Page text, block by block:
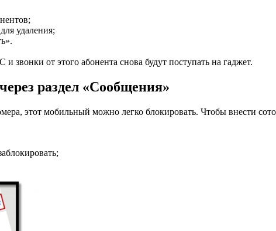
удаления;
звонки от этого абонента снова будут поступать на гаджет.
раздел «Сообщения»
этот мобильный можно легко блокировать. Чтобы внести